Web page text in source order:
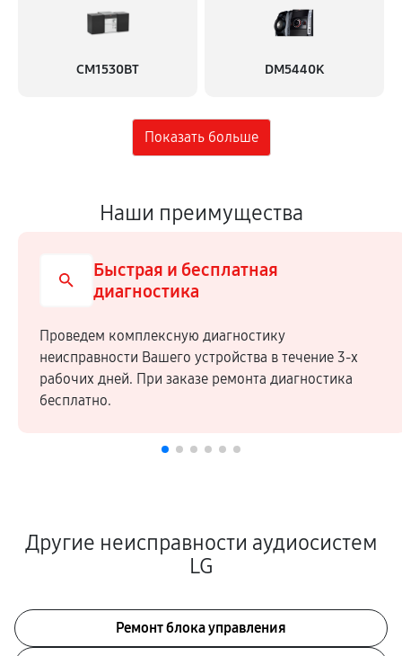
CM1530BT DM5440K
Наши преимущества
Быстрая и бесплатная
диагностика
Проведем комплексную диагностику
неисправности Вашего устройства в течение 3-х
рабочих дней. При заказе ремонта диагностика
бесплатно.
Другие неисправности аудиосистем
LG
Ремонт блока управления